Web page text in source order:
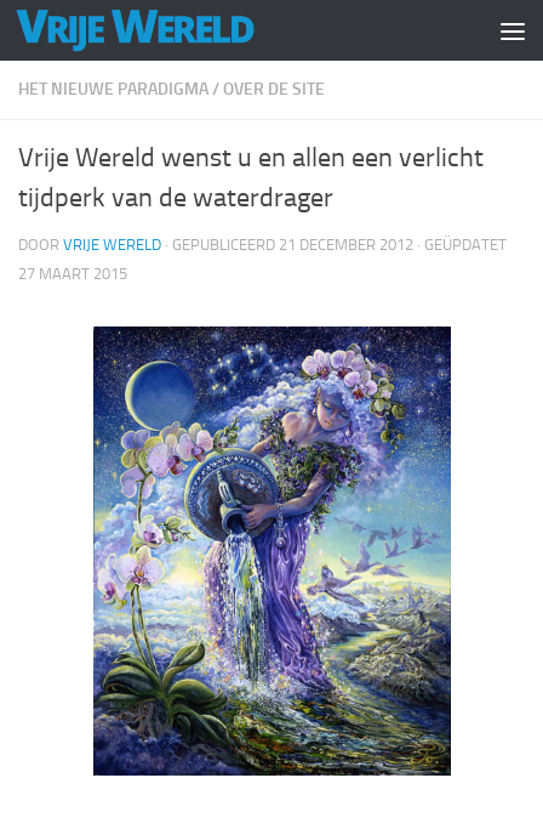
Doorgaan naar inhoud
HET NIEUWE PARADIGMA/OVER DE SITE
Vrije Wereld wenst u en allen een verlicht
tijdperk van de waterdrager
DOOR VRIJE WERELD · GEPUBLICEERD 21 DECEMBER 2012 · GEÜPDATET
27 MAART 2015